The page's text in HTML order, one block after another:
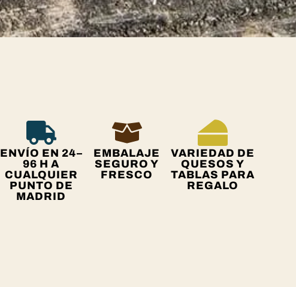
ENVÍO EN 24–
96 H A
CUALQUIER
PUNTO DE
MADRID
EMBALAJE
SEGURO Y
FRESCO
VARIEDAD DE
QUESOS Y
TABLAS PARA
REGALO